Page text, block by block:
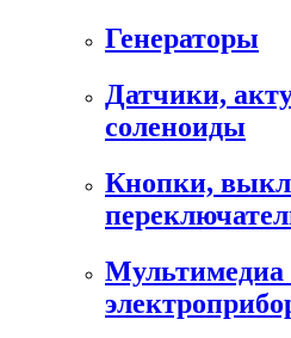
Генераторы
Датчики,
соленоиды
Кнопки,
Мультимедиа